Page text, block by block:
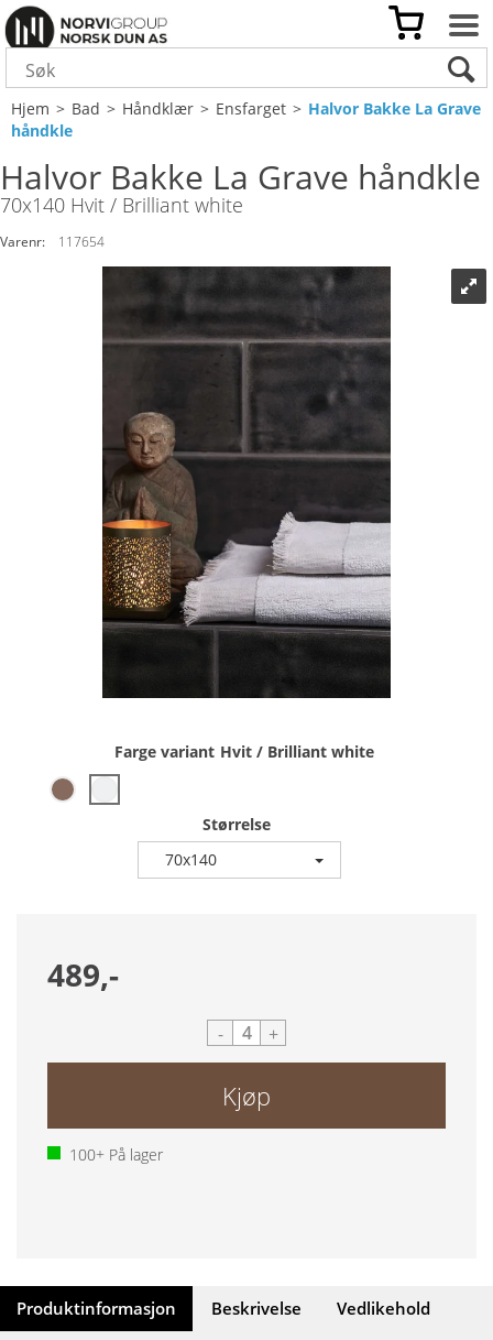
Hjem>Bad>Håndklær>Ensfarget>Halvor Bakke La Grave
håndkle
Halvor Bakke La Grave håndkle
70x140 Hvit / Brilliant white
Varenr: 117654
Farge variant Hvit / Brilliant white
Størrelse
70x140
489,-
- +
Kjøp
100+ På lager
Produktinformasjon Beskrivelse
Vedlikehold